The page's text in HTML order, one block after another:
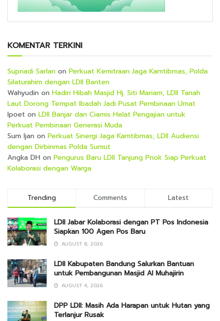
KOMENTAR TERKINI
Supriadi Sarlan on Perkuat Kemitraan Jaga Kamtibmas, Polda
Silaturahim dengan LDII Banten
Wahyudin on Hadiri Hibah Masjid Hj. Siti Mariam, LDII Tanah
Laut Dorong Tempat Ibadah Jadi Pusat Pembinaan Umat
Ipoet on LDII Banjar dan Ciamis Helat Pengajian untuk
Perkuat Pembinaan Generasi Muda
Sum Ijan on Perkuat Sinergi Jaga Kamtibmas, LDII Audiensi
dengan Dirbinmas Polda Sumut
Angka DH on Pengurus Baru LDII Tanjung Priok Siap Perkuat
Kolaborasi dengan Warga
Trending Comments Latest
LDII Jabar Kolaborasi dengan PT Pos Indonesia
Siapkan 100 Agen Pos Baru
AUGUST 8, 2026
LDII Kabupaten Bandung Salurkan Bantuan
untuk Pembangunan Masjid Al Muhajirin
AUGUST 4, 2026
DPP LDII: Masih Ada Harapan untuk Hutan yang
Terlanjur Rusak